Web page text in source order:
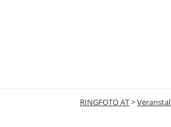
RINGFOTO AT>